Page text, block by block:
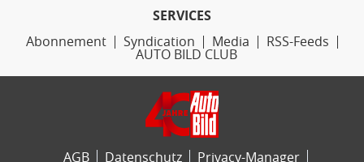
SERVICES
Abonnement
Syndication Media
RSS-Feeds
AUTO BILD CLUB
AGB Datenschutz Privacy-Manager